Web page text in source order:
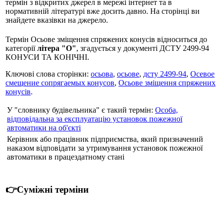
термін з відкритих джерел в мережі інтернет та в
нормативній літературі вже досить давно. На сторінці ви
знайдете вказівки на джерело.
Термін Осьове зміщення спряжених конусів відноситься до
категоріїлітера "О", згадується у документі ДСТУ 2499-94
КОНУСИ ТА КОНІЧНІ.
Ключові слова сторінки: осьова, осьове, дсту 2499-94, Осевое
смещение сопрягаемых конусов, Осьове зміщення спряжених
конусів.
У "словнику будівельника" є такий термін: Особа,
відповідальна за експлуатацію установок пожежної
автоматики на об'єкті
Керівник або працівник підприємства, який призначений
наказом відповідати за утримування установок пожежної
автоматики в працездатному стані
👉Суміжні терміни